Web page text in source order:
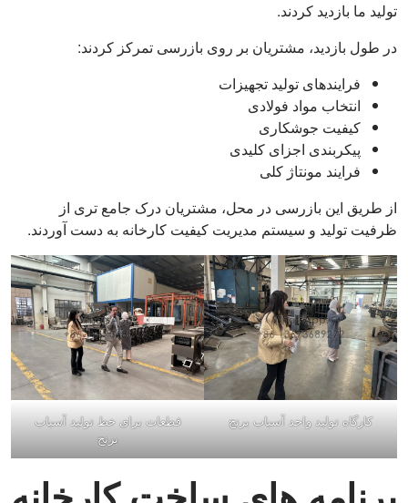
تولید ما بازدید کردند.
در طول بازدید، مشتریان بر روی بازرسی تمرکز کردند:
فرایندهای تولید تجهیزات
انتخاب مواد فولادی
کیفیت جوشکاری
پیکربندی اجزای کلیدی
فرایند مونتاژ کلی
از طریق این بازرسی در محل، مشتریان درک جامع تری از
ظرفیت تولید و سیستم مدیریت کیفیت کارخانه به دست آوردند.
کارگاه تولید واحد آسیاب برنج
قطعات برای خط تولید آسیاب
برنج